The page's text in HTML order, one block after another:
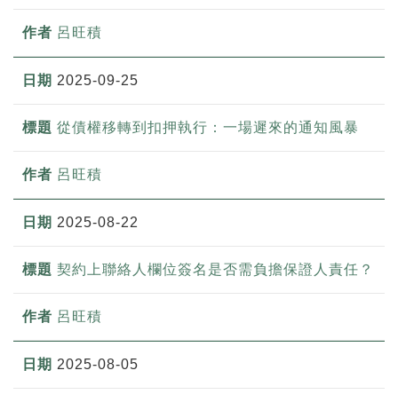
呂旺積
2025-09-25
從債權移轉到扣押執行：一場遲來的通知風暴
呂旺積
2025-08-22
契約上聯絡人欄位簽名是否需負擔保證人責任？
呂旺積
2025-08-05